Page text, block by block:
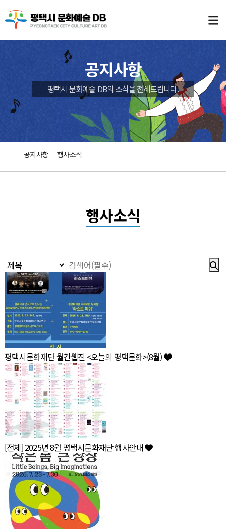
공지사항
평택시 문화예술 DB의 소식을 전해드립니다.
공지사항 행사소식
행사소식
평택시문화재단 월간웹진 <오늘의 평택문화>(8월)
[전체] 2025년 8월 평택시문화재단 행사안내